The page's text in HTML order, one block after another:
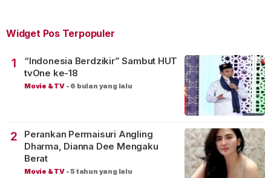
Widget Pos Terpopuler
1
“Indonesia Berdzikir” Sambut HUT
tvOne ke-18
Movie & TV - 6 bulan yang lalu
2
Perankan Permaisuri Angling
Dharma, Dianna Dee Mengaku
Berat
Movie & TV -5 tahun yang lalu